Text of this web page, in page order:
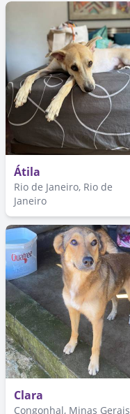
Átila
Rio de Janeiro, Rio de
Janeiro
Clara
Congonhal, Minas Gerais